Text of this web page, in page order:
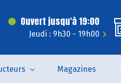
Ouvert jusqu'à 19:00
Jeudi : 9h30 - 19h00
Magazines